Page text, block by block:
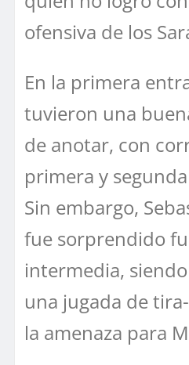
ofensiva de los
En la primera
tuvieron una
de anotar, con
primera y
Sin embargo,
fue sorprendido
intermedia,
una jugada de
la amenaza para